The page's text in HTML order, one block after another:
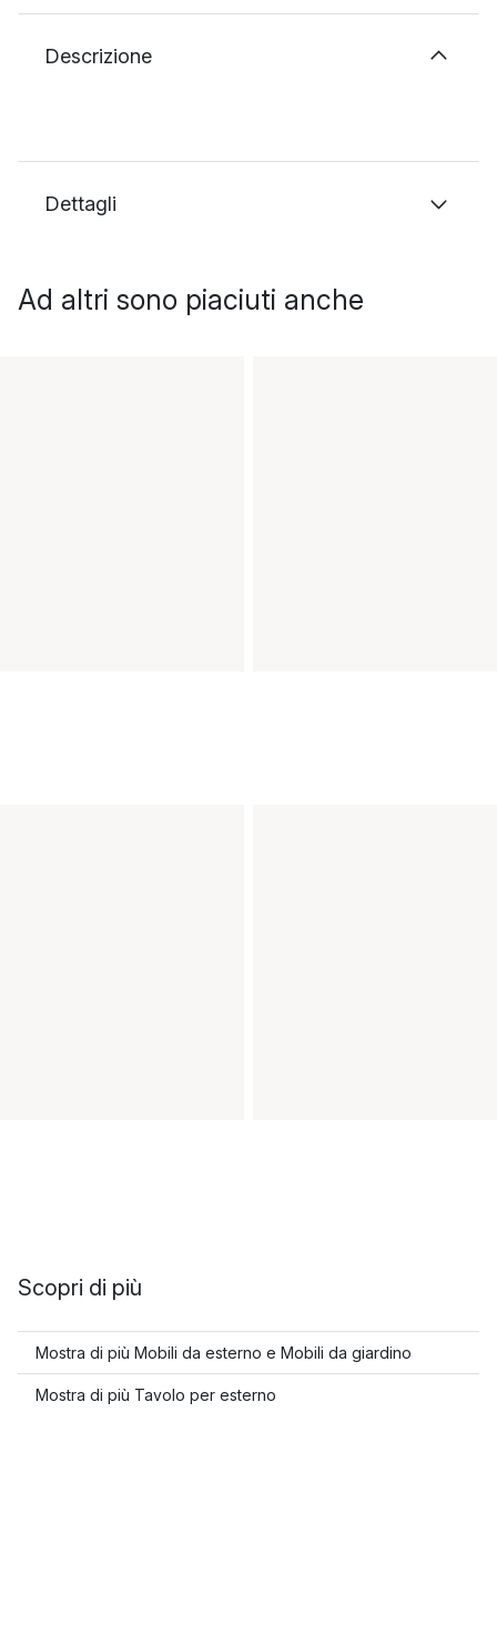
Descrizione
Dettagli
Ad altri sono piaciuti anche
Scopri di più
Mostra di più Mobili da esterno e Mobili da giardino
Mostra di più Tavolo per esterno